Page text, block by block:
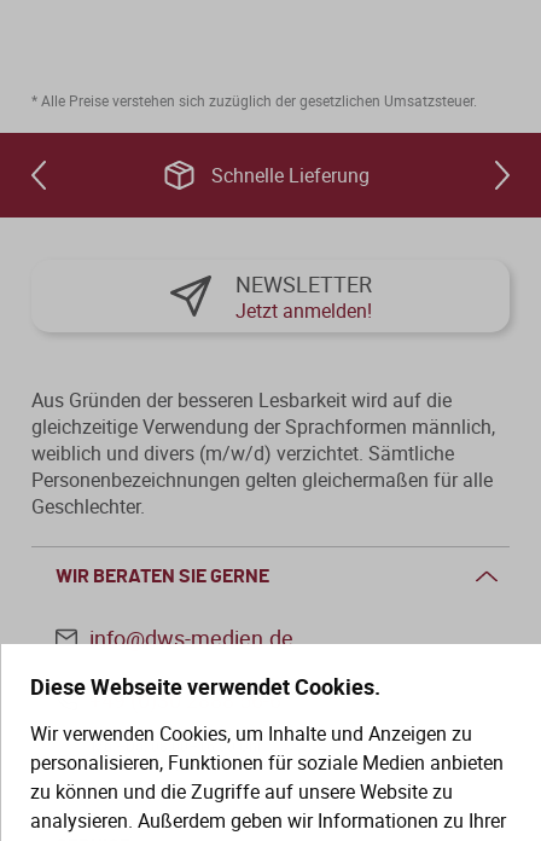
Diese Webseite verwendet Cookies.
Wir verwenden Cookies, um Inhalte und Anzeigen zu
personalisieren, Funktionen für soziale Medien anbieten
zu können und die Zugriffe auf unsere Website zu
analysieren. Außerdem geben wir Informationen zu Ihrer
* Alle Preise verstehen sich zuzüglich der gesetzlichen Umsatzsteuer.
Schnelle Lieferung
WIR BERATEN SIE GERNE
info@dws-medien.de
+49 (0)30 2888 56-6
Mo.–Do. 08:00–16:00 Uhr
Fr. 08:00–13:30 Uhr
NEWSLETTER
Jetzt anmelden!
Aus Gründen der besseren Lesbarkeit wird auf die
gleichzeitige Verwendung der Sprachformen männlich,
weiblich und divers (m/w/d) verzichtet. Sämtliche
Personenbezeichnungen gelten gleichermaßen für alle
Geschlechter.